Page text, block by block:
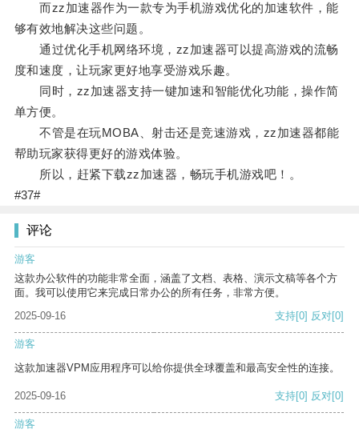
而zz加速器作为一款专为手机游戏优化的加速软件，能
够有效地解决这些问题。
通过优化手机网络环境，zz加速器可以提高游戏的流畅
度和速度，让玩家更好地享受游戏乐趣。
同时，zz加速器支持一键加速和智能优化功能，操作简
单方便。
不管是在玩MOBA、射击还是竞速游戏，zz加速器都能
帮助玩家获得更好的游戏体验。
所以，赶紧下载zz加速器，畅玩手机游戏吧！。
#37#
评论
游客
这款办公软件的功能非常全面，涵盖了文档、表格、演示文稿等各个方
面。我可以使用它来完成日常办公的所有任务，非常方便。
2025-09-16
支持[0] 反对[0]
游客
这款加速器VPM应用程序可以给你提供全球覆盖和最高安全性的连接。
2025-09-16 支持[0] 反对[0]
游客